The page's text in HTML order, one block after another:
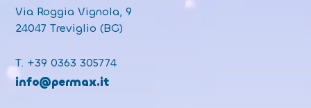
Via Roggia Vignola, 9
24047 Treviglio (BG)
T. +39 0363 305774
info@permax.it